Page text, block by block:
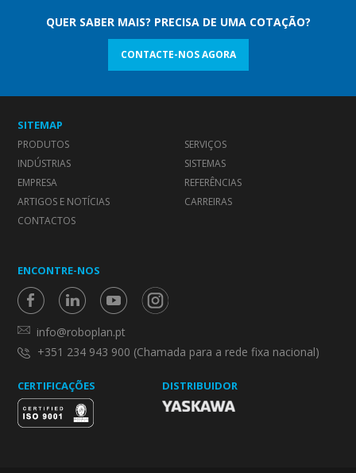
QUER SABER MAIS? PRECISA DE UMA COTAÇÃO?
CONTACTE-NOS AGORA
SITEMAP
PRODUTOS
SERVIÇOS
INDÚSTRIAS
SISTEMAS
EMPRESA
REFERÊNCIAS
ARTIGOS E NOTÍCIAS
CARREIRAS
CONTACTOS
ENCONTRE-NOS
info@roboplan.pt
+351 234 943 900 (Chamada para a rede fixa nacional)
CERTIFICAÇÕES DISTRIBUIDOR